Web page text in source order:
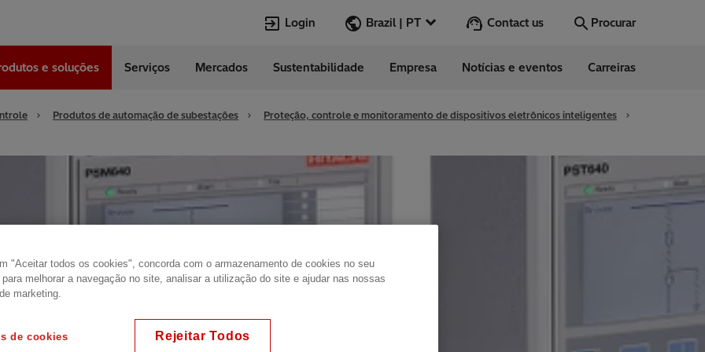
Login Brazil | PT
Portuguese Ir
Contact us Procurar
Fornecedores
Transformadores
Open jobs
Centro de Atendimento ao
Cliente
Quem somos
e soluções Serviços Mercados Sustentabilidade Empresa Notícias e eventos Carreiras
Produtos de automação de subestações
Proteção, controle e monitoramento de dispositivos eletrônicos inteligentes
de média
"Aceitar todos os cookies", concorda com o armazenamento de cookies no seu
melhorar a navegação no site, analisar a utilização do site e ajudar nas nossas
marketing.
de cookies Rejeitar Todos